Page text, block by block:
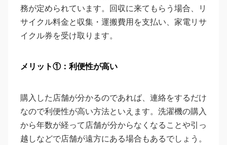
務が定められています。回収に来てもらう場合、リ
サイクル料金と収集・運搬費用を支払い、家電リサ
イクル券を受け取ります。
メリット①：利便性が高い
購入した店舗が分かるのであれば、連絡をするだけ
なので利便性が高い方法といえます。洗濯機の購入
から年数が経って店舗が分からなくなることや引っ
越しなどで店舗が遠方にある場合もあるでしょう。